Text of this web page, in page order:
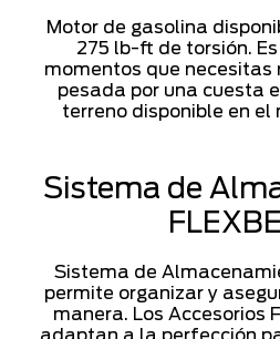
Motor de gasolina
275 lb-ft de torsión.
momentos que necesitas
pesada por una cuesta
terreno disponible en el
Sistema de
Sistema de
permite organizar y
manera. Los Accesorios